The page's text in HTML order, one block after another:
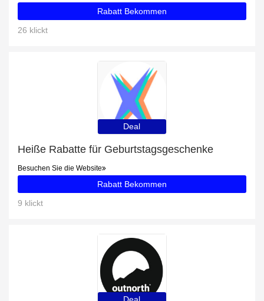
Rabatt Bekommen
26 klickt
Deal
Heiße Rabatte für Geburtstagsgeschenke
Besuchen Sie die Website
Rabatt Bekommen
9 klickt